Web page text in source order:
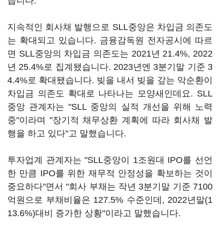
지속적인 회사채 발행으로 SLL중앙은 차입금 의존도
는 확대되고 있습니다. 금융감독원 전자공시에 따르
면 SLL중앙의 차입금 의존도는 2021년 21.4%, 2022
년 25.4%로 집계됐습니다. 2023년엔 3분기말 기준 3
4.4%로 확대됐습니다. 빚을 내서 빚을 갚는 악순환이
차입금 의존도 확대로 나타나는 모양새인데요. SLL
중앙 관계자는 "SLL 중앙의 실적 개선을 위해 노력
중"이라며 "장기적 채무상환 계획에 따라 회사채 발
행을 하고 있다"고 말했습니다.
투자업계 관계자는 "SLL중앙이 1조원대 IPO를 선언
한 만큼 IPO를 위한 재무적 안정성을 확보하는 것이
중요하다"면서 "회사 부채는 작년 3분기말 기준 7100
억원으로 부채비율은 127.5% 수준인데, 2022년말(1
13.6%)대비 증가한 상황"이라고 말했습니다.